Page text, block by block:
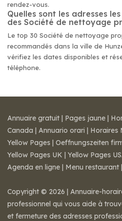
rendez-vous.
Quelles sont les adresses
des Société de nettoyage
Le top 30 Société de nettoyage
recommandés dans la ville de
vérifiez les dates disponibles et
téléphone.
Annuaire gratuit | Pages jaune |
Canada | Annuario orari | Horaires
Yellow Pages | Oeffnungszeiten
Yellow Pages UK | Yellow Pages
Agenda en ligne | Menu restaurant |
Copyright © 2026 | Annuaire-
professionnel qui vous aide à
et fermeture des adresses